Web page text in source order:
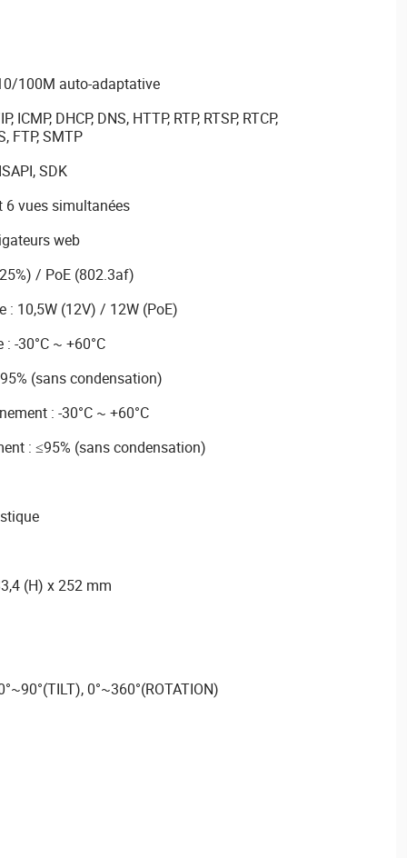
100M auto-adaptative
DHCP, DNS, HTTP, RTP, RTSP, RTCP,
FTP, SMTP
SDK
vues simultanées
web
/ PoE (802.3af)
: 10,5W (12V) / 12W (PoE)
-30°C ~ +60°C
(sans condensation)
: -30°C ~ +60°C
: ≤95% (sans condensation)
(H) x 252 mm
0°~360°(ROTATION)